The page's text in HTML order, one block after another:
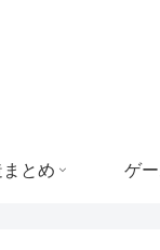
とめ ゲ